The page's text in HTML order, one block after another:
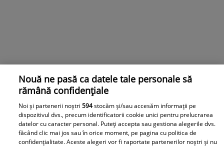
Nouă ne pasă ca datele tale personale să
rămână confidențiale
Noi și partenerii noștri594stocăm și/sau accesăm informații pe
dispozitivul dvs., precum identificatorii cookie unici pentru prelucrarea
datelor cu caracter personal. Puteți accepta sau gestiona alegerile dvs.
făcând clic mai jos sau în orice moment, pe pagina cu politica de
confidențialitate. Aceste alegeri vor fi raportate partenerilor noștri și nu